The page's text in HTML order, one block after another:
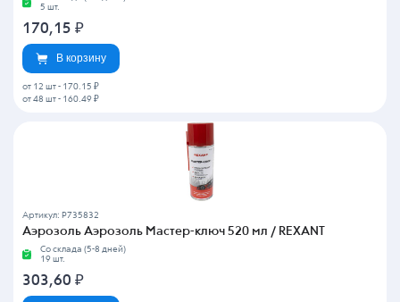
5 шт.
170,15 ₽
В корзину
от 12 шт - 170.15 ₽
от 48 шт - 160.49 ₽
Артикул: P735832
Аэрозоль Аэрозоль Мастер-ключ 520 мл / REXANT
Со склада (5-8 дней)
19 шт.
303,60 ₽